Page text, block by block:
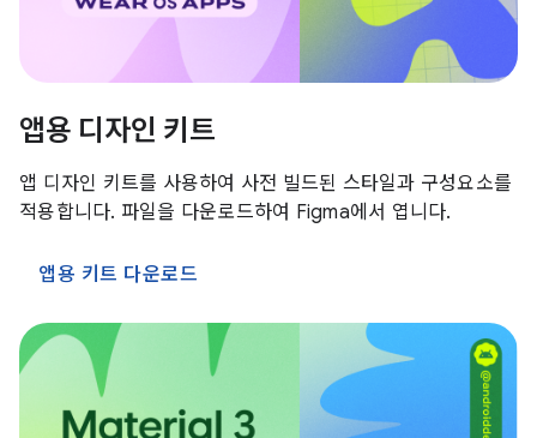
앱용 디자인 키트
앱 디자인 키트를 사용하여 사전 빌드된 스타일과 구성요소를
적용합니다. 파일을 다운로드하여 Figma에서 엽니다.
앱용 키트 다운로드